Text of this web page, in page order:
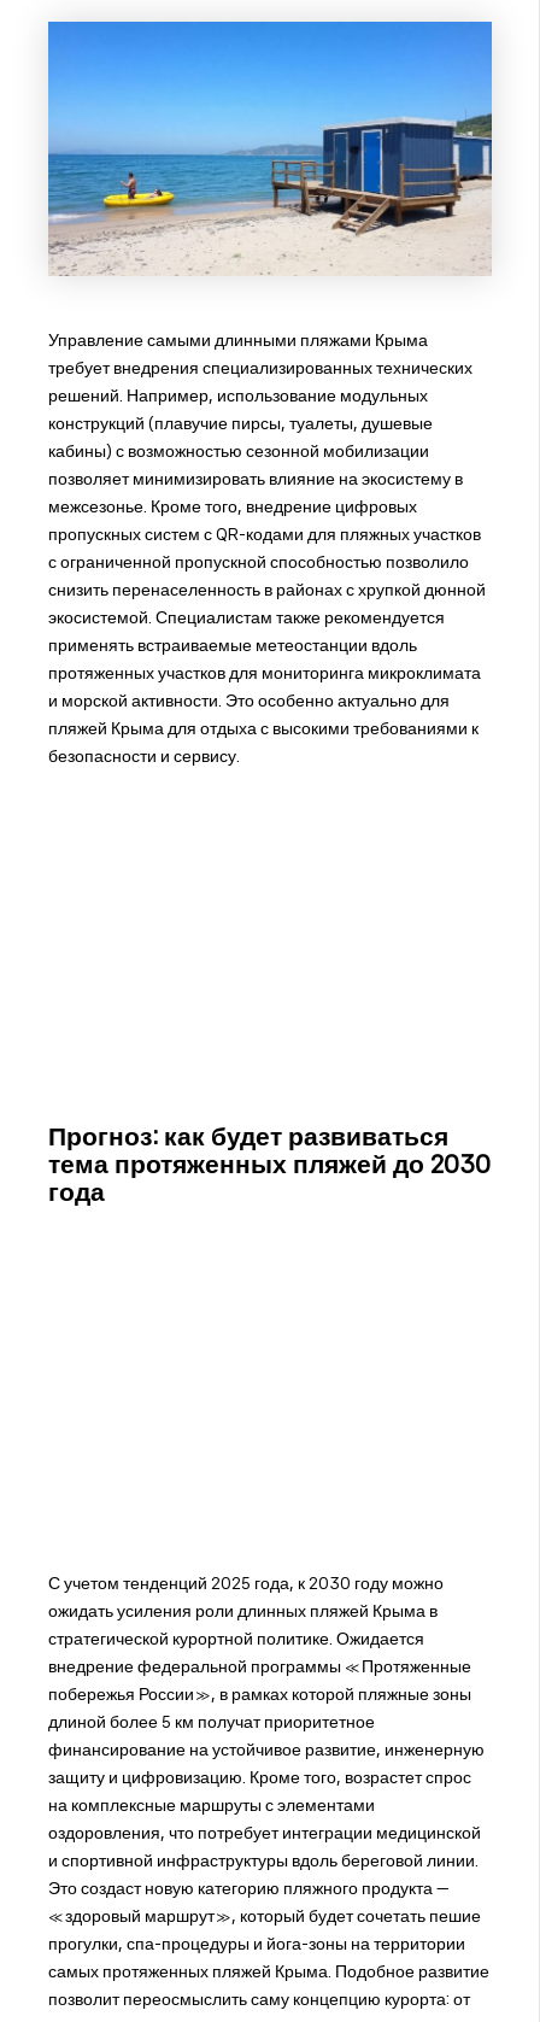
Управление самыми длинными пляжами Крыма
требует внедрения специализированных технических
решений. Например, использование модульных
конструкций (плавучие пирсы, туалеты, душевые
кабины) с возможностью сезонной мобилизации
позволяет минимизировать влияние на экосистему в
межсезонье. Кроме того, внедрение цифровых
пропускных систем с QR-кодами для пляжных участков
с ограниченной пропускной способностью позволило
снизить перенаселенность в районах с хрупкой дюнной
экосистемой. Специалистам также рекомендуется
применять встраиваемые метеостанции вдоль
протяженных участков для мониторинга микроклимата
и морской активности. Это особенно актуально для
пляжей Крыма для отдыха с высокими требованиями к
безопасности и сервису.
Прогноз: как будет развиваться
тема протяженных пляжей до 2030
года
С учетом тенденций 2025 года, к 2030 году можно
ожидать усиления роли длинных пляжей Крыма в
стратегической курортной политике. Ожидается
внедрение федеральной программы «Протяженные
побережья России», в рамках которой пляжные зоны
длиной более 5 км получат приоритетное
финансирование на устойчивое развитие, инженерную
защиту и цифровизацию. Кроме того, возрастет спрос
на комплексные маршруты с элементами
оздоровления, что потребует интеграции медицинской
и спортивной инфраструктуры вдоль береговой линии.
Это создаст новую категорию пляжного продукта —
«здоровый маршрут», который будет сочетать пешие
прогулки, спа-процедуры и йога-зоны на территории
самых протяженных пляжей Крыма. Подобное развитие
позволит переосмыслить саму концепцию курорта: от